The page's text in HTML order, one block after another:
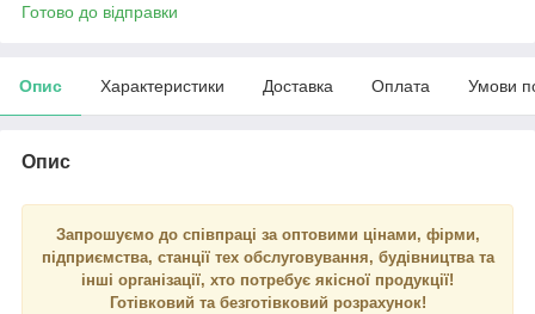
Готово до відправки
Опис Характеристики Доставка Оплата Умови
Опис
Запрошуємо до співпраці за оптовими цінами, фірми,
підприємства, станції тех обслуговування, будівництва та
інші організації, хто потребує якісної продукції!
Готівковий та безготівковий розрахунок!